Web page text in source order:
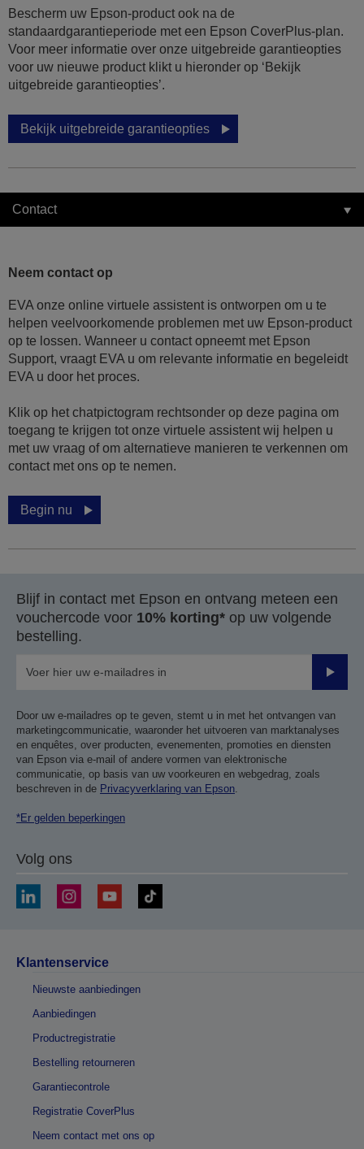
Bescherm uw Epson-product ook na de
standaardgarantieperiode met een Epson CoverPlus-plan.
Voor meer informatie over onze uitgebreide garantieopties
voor uw nieuwe product klikt u hieronder op ‘Bekijk
uitgebreide garantieopties’.
Bekijk uitgebreide garantieopties
Contact
Neem contact op
EVA onze online virtuele assistent is ontworpen om u te
helpen veelvoorkomende problemen met uw Epson-product
op te lossen. Wanneer u contact opneemt met Epson
Support, vraagt EVA u om relevante informatie en begeleidt
EVA u door het proces.
Klik op het chatpictogram rechtsonder op deze pagina om
toegang te krijgen tot onze virtuele assistent wij helpen u
met uw vraag of om alternatieve manieren te verkennen om
contact met ons op te nemen.
Begin nu
Blijf in contact met Epson en ontvang meteen een
vouchercode voor 10% korting* op uw volgende
bestelling.
Door uw e-mailadres op te geven, stemt u in met het ontvangen van
marketingcommunicatie, waaronder het uitvoeren van marktanalyses
en enquêtes, over producten, evenementen, promoties en diensten
van Epson via e-mail of andere vormen van elektronische
communicatie, op basis van uw voorkeuren en webgedrag, zoals
beschreven in de Privacyverklaring van Epson.
*Er gelden beperkingen
Volg ons
Klantenservice
Nieuwste aanbiedingen
Aanbiedingen
Productregistratie
Bestelling retourneren
Garantiecontrole
Registratie CoverPlus
Neem contact met ons op